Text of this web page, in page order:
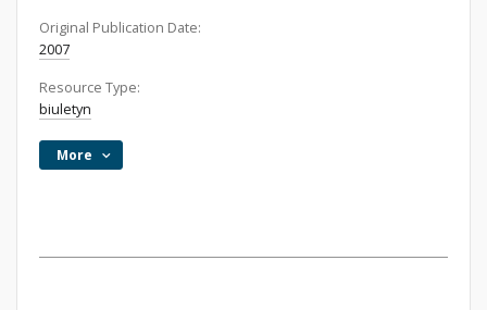
Original Publication Date:
2007
Resource Type:
biuletyn
More